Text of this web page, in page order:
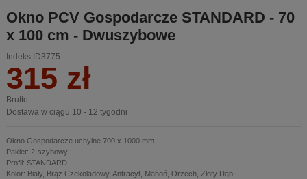
Okno PCV Gospodarcze STANDARD - 70
x 100 cm - Dwuszybowe
Indeks ID3775
315 zł
Brutto
Dostawa w ciągu 10 - 12 tygodni
Okno Gospodarcze uchylne 700 x 1000 mm
Pakiet: 2-szybowy
Profil: STANDARD
Kolor: Biały, Brąz Czekoladowy, Antracyt, Mahoń, Orzech, Złoty Dąb